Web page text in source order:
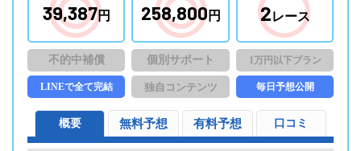
39,387円 258,800円 2レース
不的中補償 個別サポート 1万円以下プラン
LINEで全て完結 独自コンテンツ 毎日予想公開
概要 無料予想 有料予想 口コミ